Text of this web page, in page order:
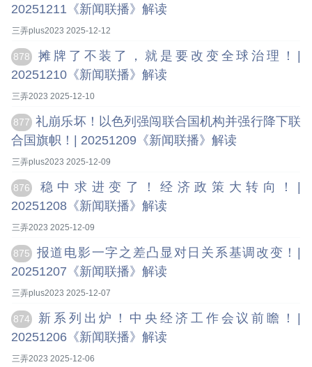
20251211《新闻联播》解读
三弄plus2023 2025-12-12
878
摊牌了不装了，就是要改变全球治理！|
20251210《新闻联播》解读
三弄2023 2025-12-10
877 礼崩乐坏！以色列强闯联合国机构并强行降下联
合国旗帜！| 20251209《新闻联播》解读
三弄plus2023 2025-12-09
876
稳中求进变了！经济政策大转向！|
20251208《新闻联播》解读
三弄2023 2025-12-09
875
报道电影一字之差凸显对日关系基调改变！|
20251207《新闻联播》解读
三弄plus2023 2025-12-07
874
新系列出炉！中央经济工作会议前瞻！|
20251206《新闻联播》解读
三弄2023 2025-12-06